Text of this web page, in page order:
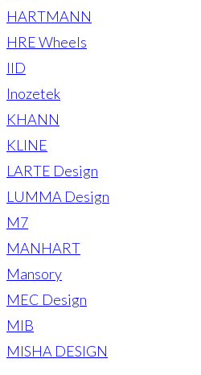
HARTMANN
HRE Wheels
IID
Inozetek
KHANN
KLINE
LARTE Design
LUMMA Design
M7
MANHART
Mansory
MEC Design
MIB
MISHA DESIGN